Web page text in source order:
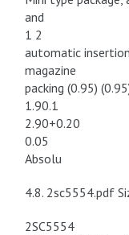
and
1 2
automatic
magazine
packing (0.95)
1.90.1
2.90+0.20
0.05
Absolu
4.8. 2sc5554.pdf
2SC5554